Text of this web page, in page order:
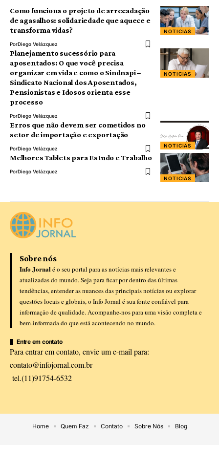
NOTICIAS
Como funciona o projeto de arrecadação
de agasalhos: solidariedade que aquece e
transforma vidas?
PorDiego Velázquez
NOTICIAS
Planejamento sucessório para
aposentados: O que você precisa
organizar em vida e como o Sindnapi –
Sindicato Nacional dos Aposentados,
Pensionistas e Idosos orienta esse
processo
PorDiego Velázquez
NOTICIAS
Erros que não devem ser cometidos no
setor de importação e exportação
PorDiego Velázquez
NOTICIAS
Melhores Tablets para Estudo e Trabalho
PorDiego Velázquez
Sobre nós
Info Jornal é o seu portal para as notícias mais relevantes e
atualizadas do mundo. Seja para ficar por dentro das últimas
tendências, entender as nuances das principais notícias ou explorar
questões locais e globais, o Info Jornal é sua fonte confiável para
informação de qualidade. Acompanhe-nos para uma visão completa e
bem-informada do que está acontecendo no mundo.
Entre em contato
Para entrar em contato, envie um e-mail para:
contato@infojornal.com.br
tel.(11)91754-6532
Home Quem Faz Contato Sobre Nós Blog